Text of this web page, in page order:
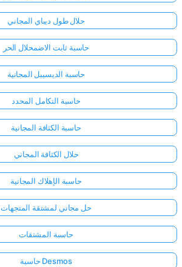
حلال طول ديباي المجاني
حاسبة ثابت الاضمحلال الحر
حاسبة الديسيبل المجانية
حاسبة التكامل المحدد
حاسبة الكثافة المجانية
حلال الكثافة المجاني
حاسبة الإهلاك المجانية
حل مجاني لمشتقة المتجهات
حاسبة المشتقات
حاسبة Desmos